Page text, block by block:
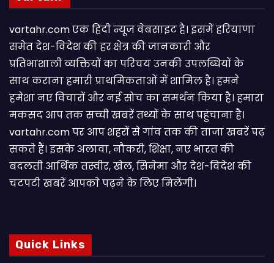
vartahr.com एक हिंदी न्यूज वेबसाइट है। इसमें हरियाणा
समेत देश-विदेश की हर क्षेत्र की जानकारी और
प्रतिभाशाली व्यक्तियों का परिचय उनकी उपलब्धियों के
साथ कराना हमारी प्राथमिकताओं में शामिल है। हमने
हमेशा नए विचारों और नई सोच का समर्थन किया है। हमारा
मकसद आप तक सच्ची खबरें तथ्यों के साथ पहुंचाना है।
vartahr.com पर आप शहरों से गांव तक की ताजा खबरें पढ़
सकते हैं। इसके अलावा, नौकरी, शिक्षा, नए भारत की
बदलती आर्थिक तस्वीर, खेल, सिनेमा और देश-विदेश की
चटपटी खबरें आपकाे पढ़ने के लिए मिलेंगी।
Quick Links